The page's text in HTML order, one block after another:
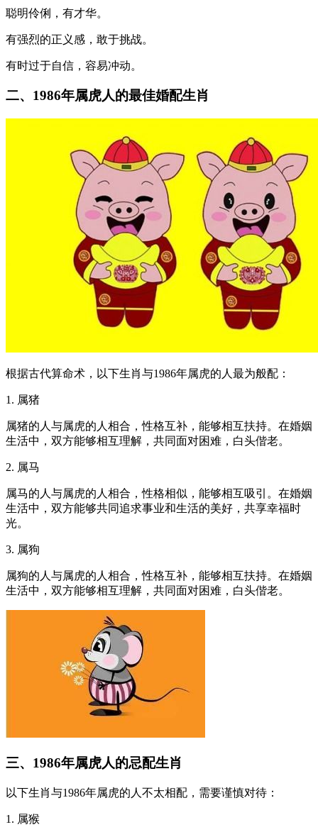
聪明伶俐，有才华。
有强烈的正义感，敢于挑战。
有时过于自信，容易冲动。
二、1986年属虎人的最佳婚配生肖
根据古代算命术，以下生肖与1986年属虎的人最为般配：
1. 属猪
属猪的人与属虎的人相合，性格互补，能够相互扶持。在婚姻
生活中，双方能够相互理解，共同面对困难，白头偕老。
2. 属马
属马的人与属虎的人相合，性格相似，能够相互吸引。在婚姻
生活中，双方能够共同追求事业和生活的美好，共享幸福时
光。
3. 属狗
属狗的人与属虎的人相合，性格互补，能够相互扶持。在婚姻
生活中，双方能够相互理解，共同面对困难，白头偕老。
三、1986年属虎人的忌配生肖
以下生肖与1986年属虎的人不太相配，需要谨慎对待：
1. 属猴